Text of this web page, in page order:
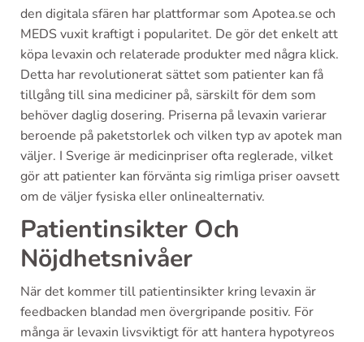
den digitala sfären har plattformar som Apotea.se och
MEDS vuxit kraftigt i popularitet. De gör det enkelt att
köpa levaxin och relaterade produkter med några klick.
Detta har revolutionerat sättet som patienter kan få
tillgång till sina mediciner på, särskilt för dem som
behöver daglig dosering. Priserna på levaxin varierar
beroende på paketstorlek och vilken typ av apotek man
väljer. I Sverige är medicinpriser ofta reglerade, vilket
gör att patienter kan förvänta sig rimliga priser oavsett
om de väljer fysiska eller onlinealternativ.
Patientinsikter Och
Nöjdhetsnivåer
När det kommer till patientinsikter kring levaxin är
feedbacken blandad men övergripande positiv. För
många är levaxin livsviktigt för att hantera hypotyreos